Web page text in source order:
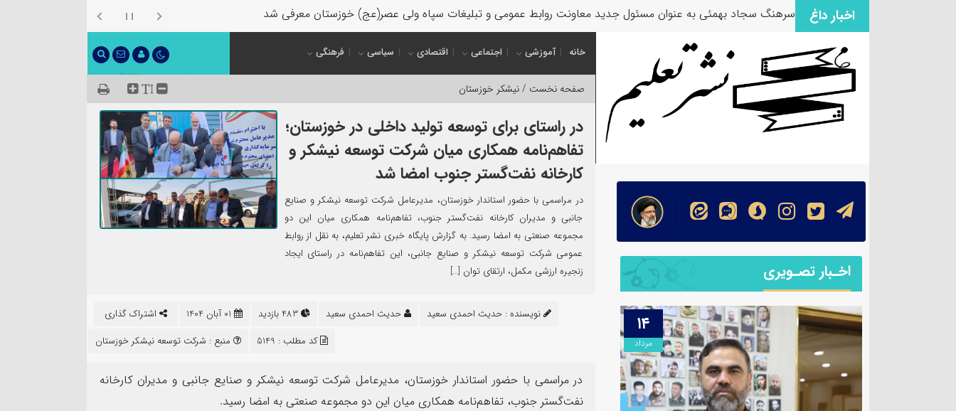
اخبار داغ سرهنگ سجاد بهمئی به عنوان مسئول جدید معاونت روابط عمومی و تبلیغات سپاه ولی عصر(عج) خوزستان معرفی شد
خانه آموزشی اجتماعی اقتصادی سیاسی فرهنگی
صفحه نخست /نیشکر خوزستان
در راستای برای توسعه تولید داخلی در خوزستان؛
تفاهم‌نامه همکاری میان شرکت توسعه نیشکر و
کارخانه نفت‌گستر جنوب امضا شد
در مراسمی با حضور استاندار خوزستان، مدیرعامل شرکت توسعه نیشکر و صنایع
جانبی و مدیران کارخانه نفت‌گستر جنوب، تفاهم‌نامه همکاری میان این دو
مجموعه صنعتی به امضا رسید. به گزارش پایگاه خبری نشر تعلیم، به نقل از روابط
عمومی شرکت توسعه نیشکر و صنایع جانبی، این تفاهم‌نامه در راستای ایجاد
زنجیره ارزشی مکمل، ارتقای توان […]
اشتراک گذاری حدیث احمدی سعید نویسنده : حدیث احمدی سعید
منبع : شرکت توسعه نیشکر خوزستان کد مطلب : 5149
در مراسمی با حضور استاندار خوزستان، مدیرعامل شرکت توسعه نیشکر و صنایع جانبی و مدیران کارخانه
نفت‌گستر جنوب، تفاهم‌نامه همکاری میان این دو مجموعه صنعتی به امضا رسید.
اخـبار تصـویری
۱۳
مرداد
۱۳ ۱۴
مرداد